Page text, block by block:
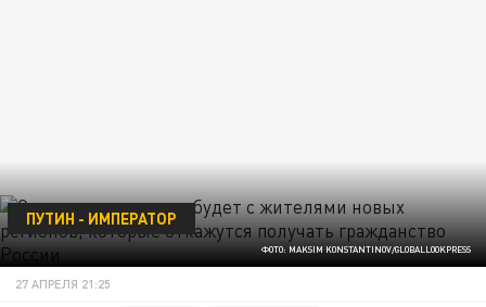
ФОТО: MAKSIM KONSTANTINOV/GLOBALLOOKPRESS
ПУТИН - ИМПЕРАТОР
27 АПРЕЛЯ 21:25